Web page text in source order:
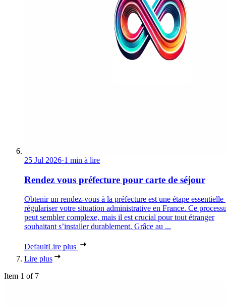
25 Jul 2026·1 min à lire
Rendez vous préfecture pour carte de séjour
Obtenir un rendez-vous à la préfecture est une étape essentielle
régulariser votre situation administrative en France. Ce
peut sembler complexe, mais il est crucial pour tout étranger
souhaitant s’installer durablement. Grâce au ...
DefaultLire plus
Lire plus
Item 1 of 7